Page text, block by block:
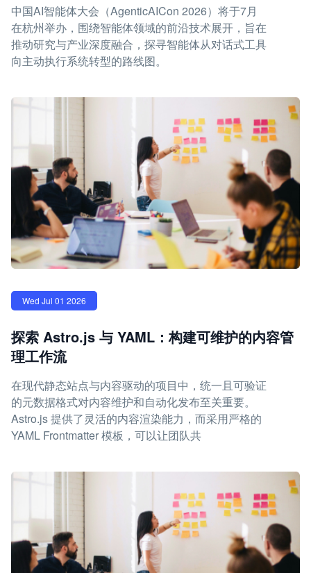
中国AI智能体大会（AgenticAICon 2026）将于7月
在杭州举办，围绕智能体领域的前沿技术展开，旨在
推动研究与产业深度融合，探寻智能体从对话式工具
向主动执行系统转型的路线图。
Wed Jul 01 2026
探索 Astro.js 与 YAML：构建可维护的内容管
理工作流
在现代静态站点与内容驱动的项目中，统一且可验证
的元数据格式对内容维护和自动化发布至关重要。
Astro.js 提供了灵活的内容渲染能力，而采用严格的
YAML Frontmatter 模板，可以让团队共